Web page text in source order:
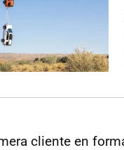
cliente en